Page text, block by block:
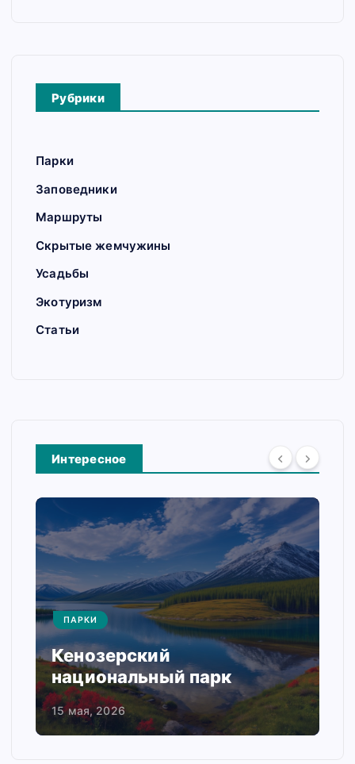
Рубрики
Парки
Заповедники
Маршруты
Скрытые жемчужины
Усадьбы
Экотуризм
Статьи
Интересное
ПАРКИ
Кенозерский
национальный парк
15 мая, 2026